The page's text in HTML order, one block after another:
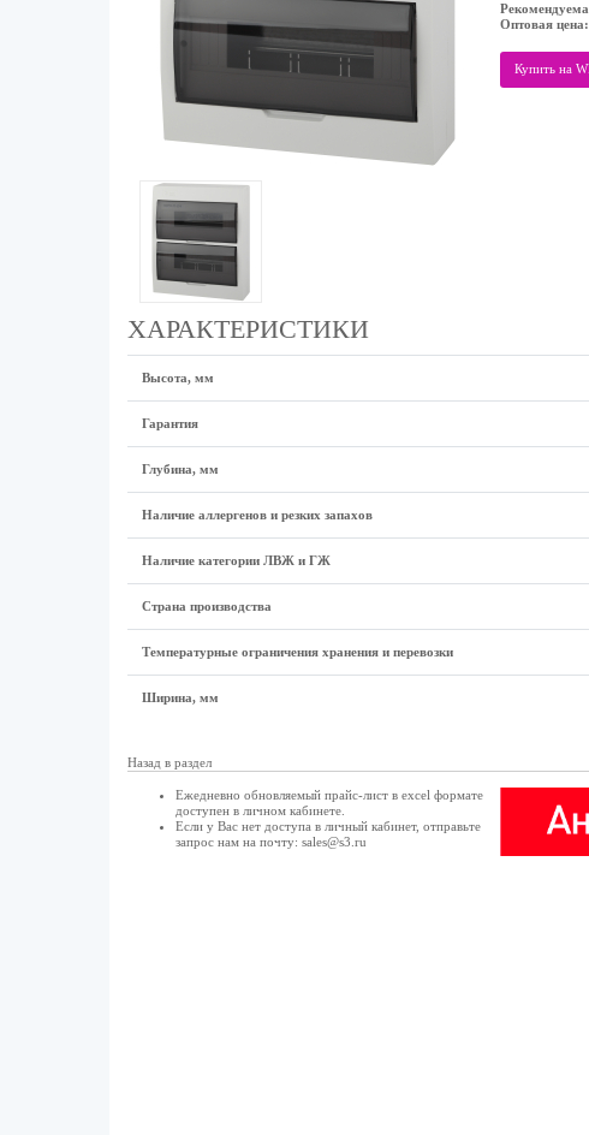
Оптовая цена:
Купить на
ХАРАКТЕРИСТИКИ
Высота, мм
Гарантия
Глубина, мм
Наличие аллергенов и резких запахов
Наличие категории ЛВЖ и ГЖ
Страна производства
Температурные ограничения хранения и перевозки
Ширина, мм
Назад в раздел
Ежедневно обновляемый прайс-лист в excel формате
доступен в личном кабинете.
Если у Вас нет доступа в личный кабинет, отправьте
запрос нам на почту: sales@s3.ru